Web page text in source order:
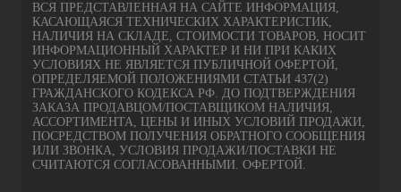
ВСЯ ПРЕДСТАВЛЕННАЯ НА САЙТЕ ИНФОРМАЦИЯ,
КАСАЮЩАЯСЯ ТЕХНИЧЕСКИХ ХАРАКТЕРИСТИК,
НАЛИЧИЯ НА СКЛАДЕ, СТОИМОСТИ ТОВАРОВ, НОСИТ
ИНФОРМАЦИОННЫЙ ХАРАКТЕР И НИ ПРИ КАКИХ
УСЛОВИЯХ НЕ ЯВЛЯЕТСЯ ПУБЛИЧНОЙ ОФЕРТОЙ,
ОПРЕДЕЛЯЕМОЙ ПОЛОЖЕНИЯМИ СТАТЬИ 437(2)
ГРАЖДАНСКОГО КОДЕКСА РФ. ДО ПОДТВЕРЖДЕНИЯ
ЗАКАЗА ПРОДАВЦОМ/ПОСТАВЩИКОМ НАЛИЧИЯ,
АССОРТИМЕНТА, ЦЕНЫ И ИНЫХ УСЛОВИЙ ПРОДАЖИ,
ПОСРЕДСТВОМ ПОЛУЧЕНИЯ ОБРАТНОГО СООБЩЕНИЯ
ИЛИ ЗВОНКА, УСЛОВИЯ ПРОДАЖИ/ПОСТАВКИ НЕ
СЧИТАЮТСЯ СОГЛАСОВАННЫМИ. ОФЕРТОЙ.